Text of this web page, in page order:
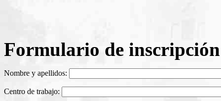
Formulario de
Nombre y apellidos:
Centro de trabajo: